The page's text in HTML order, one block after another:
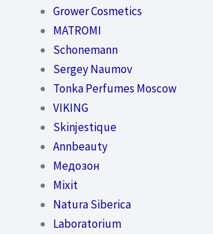
Grower Cosmetics
MATROMI
Schonemann
Sergey Naumov
Tonka Perfumes Moscow
VIKING
Skinjestique
Annbeauty
Медозон
Mixit
Natura Siberica
Laboratorium